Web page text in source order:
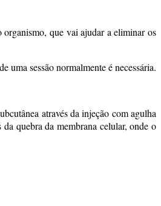
que vai ajudar a eliminar os
uma sessão normalmente é necessária.
através da injeção com agulha
quebra da membrana celular, onde o